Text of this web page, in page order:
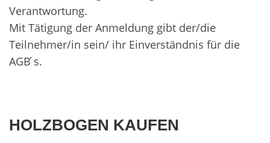
Verantwortung.
Mit Tätigung der Anmeldung gibt der/die
Teilnehmer/in sein/ ihr Einverständnis für die
AGB ́s.
HOLZBOGEN KAUFEN